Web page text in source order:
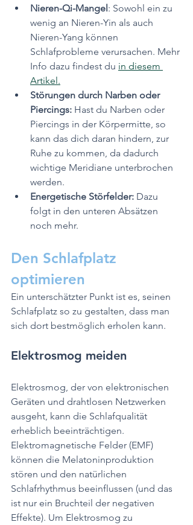
Nieren-Qi-Mangel: Sowohl ein zu
wenig an Nieren-Yin als auch
Nieren-Yang können
Schlafprobleme verursachen. Mehr
Info dazu findest du in diesem
Artikel.
Störungen durch Narben oder
Piercings: Hast du Narben oder
Piercings in der Körpermitte, so
kann das dich daran hindern, zur
Ruhe zu kommen, da dadurch
wichtige Meridiane unterbrochen
werden.
Energetische Störfelder: Dazu
folgt in den unteren Absätzen
noch mehr.
Den Schlafplatz
optimieren
Ein unterschätzter Punkt ist es, seinen
Schlafplatz so zu gestalten, dass man
sich dort bestmöglich erholen kann.
Elektrosmog meiden
Elektrosmog, der von elektronischen
Geräten und drahtlosen Netzwerken
ausgeht, kann die Schlafqualität
erheblich beeinträchtigen.
Elektromagnetische Felder (EMF)
können die Melatoninproduktion
stören und den natürlichen
Schlafrhythmus beeinflussen (und das
ist nur ein Bruchteil der negativen
Effekte). Um Elektrosmog zu